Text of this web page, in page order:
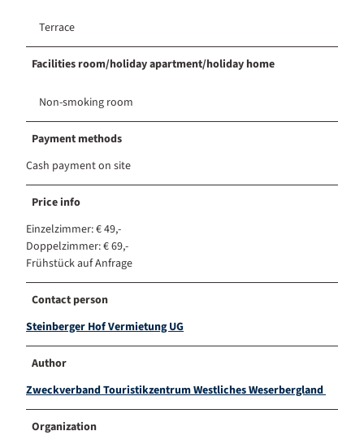
Terrace
Facilities room/holiday apartment/holiday home
Non-smoking room
Payment methods
Cash payment on site
Price info
Einzelzimmer: € 49,-
Doppelzimmer: € 69,-
Frühstück auf Anfrage
Contact person
Steinberger Hof Vermietung UG
Author
Zweckverband Touristikzentrum Westliches Weserbergland
Organization